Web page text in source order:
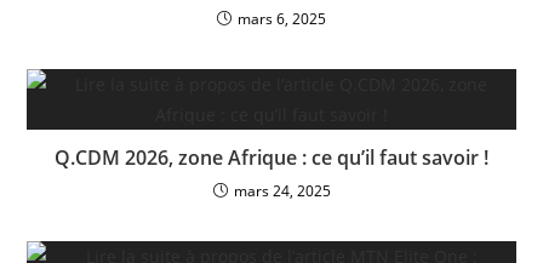
mars 6, 2025
Q.CDM 2026, zone Afrique : ce qu’il faut savoir !
mars 24, 2025